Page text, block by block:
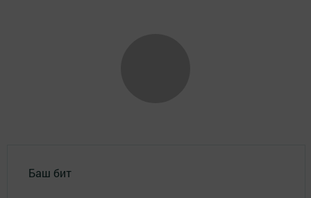
Баш бит